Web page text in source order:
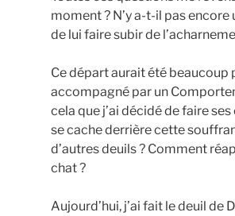
moment ? N’y a-t-il pas
de lui faire subir de
Ce départ aurait été beaucoup
accompagné par un
cela que j’ai décidé de faire
se cache derrière cette
d’autres deuils ? Comment
chat ?
Aujourd’hui, j’ai fait le deuil de